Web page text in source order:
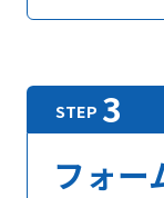
フォー